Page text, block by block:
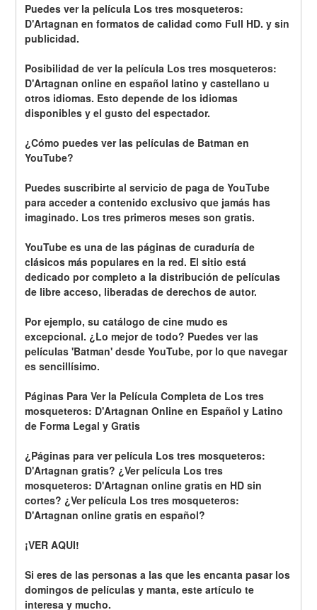
Puedes ver la película Los tres mosqueteros:
D'Artagnan en formatos de calidad como Full HD. y sin
publicidad.
Posibilidad de ver la película Los tres mosqueteros:
D'Artagnan online en español latino y castellano u
otros idiomas. Esto depende de los idiomas
disponibles y el gusto del espectador.
¿Cómo puedes ver las películas de Batman en
YouTube?
Puedes suscribirte al servicio de paga de YouTube
para acceder a contenido exclusivo que jamás has
imaginado. Los tres primeros meses son gratis.
YouTube es una de las páginas de curaduría de
clásicos más populares en la red. El sitio está
dedicado por completo a la distribución de películas
de libre acceso, liberadas de derechos de autor.
Por ejemplo, su catálogo de cine mudo es
excepcional. ¿Lo mejor de todo? Puedes ver las
películas 'Batman' desde YouTube, por lo que navegar
es sencillísimo.
Páginas Para Ver la Película Completa de Los tres
mosqueteros: D'Artagnan Online en Español y Latino
de Forma Legal y Gratis
¿Páginas para ver película Los tres mosqueteros:
D'Artagnan gratis? ¿Ver película Los tres
mosqueteros: D'Artagnan online gratis en HD sin
cortes? ¿Ver película Los tres mosqueteros:
D'Artagnan online gratis en español?
¡VER AQUI!
Si eres de las personas a las que les encanta pasar los
domingos de películas y manta, este artículo te
interesa y mucho.